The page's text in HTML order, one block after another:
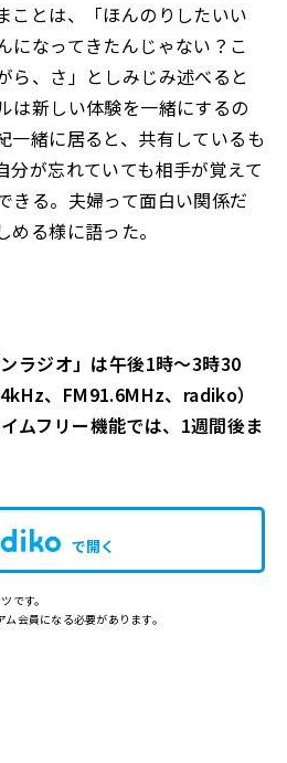
ことは、「ほんのりしたいい
になってきたんじゃない？こ
ら、さ」としみじみ述べると
は新しい体験を一緒にするの
一緒に居ると、共有しているも
分が忘れていても相手が覚えて
る。夫婦って面白い関係だ
る様に語った。
ラジオ」は午後1時～3時30
、FM91.6MHz、radiko）
ムフリー機能では、1週間後ま
で開く
です。
会員になる必要があります。